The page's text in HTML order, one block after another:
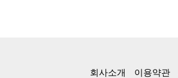
회사소개 이용약관